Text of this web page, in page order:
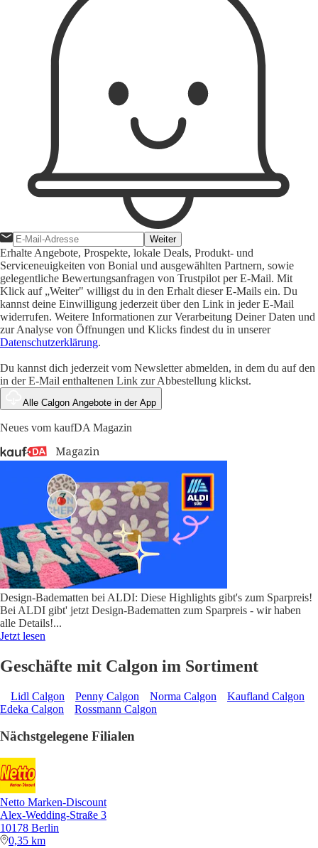
Weiter
Erhalte Angebote, Prospekte, lokale Deals, Produkt- und
Serviceneuigkeiten von Bonial und ausgewählten Partnern, sowie
gelegentliche Bewertungsanfragen von Trustpilot per E-Mail. Mit
Klick auf „Weiter" willigst du in den Erhalt dieser E-Mails ein. Du
kannst deine Einwilligung jederzeit über den Link in jeder E-Mail
widerrufen. Weitere Informationen zur Verarbeitung Deiner Daten und
zur Analyse von Öffnungen und Klicks findest du in unserer
Datenschutzerklärung.
Du kannst dich jederzeit vom Newsletter abmelden, in dem du auf den
in der E-Mail enthaltenen Link zur Abbestellung klickst.
Alle Calgon Angebote in der App
Neues vom kaufDA Magazin
Design-Badematten bei ALDI: Diese Highlights gibt's zum Sparpreis!
Bei ALDI gibt' jetzt Design-Badematten zum Sparpreis - wir haben
alle Details!...
Jetzt lesen
Geschäfte mit Calgon im Sortiment
Lidl Calgon Penny Calgon Norma Calgon
Kaufland Calgon
Edeka Calgon
Rossmann Calgon
Nächstgelegene Filialen
Netto Marken-Discount
Alex-Wedding-Straße 3
10178 Berlin
0,35 km